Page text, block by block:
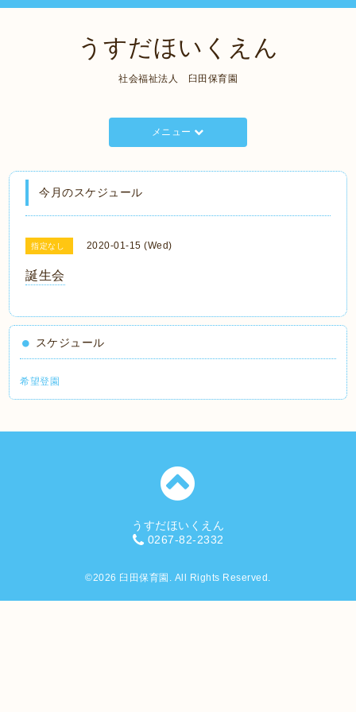
うすだほいくえん
社会福祉法人 臼田保育園
メニュー
今月のスケジュール
指定なし 2020-01-15 (Wed)
誕生会
スケジュール
希望登園
うすだほいくえん
0267-82-2332
©2026 臼田保育園 . All Rights Reserved.